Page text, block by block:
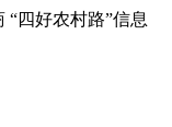
四好农村路”信息